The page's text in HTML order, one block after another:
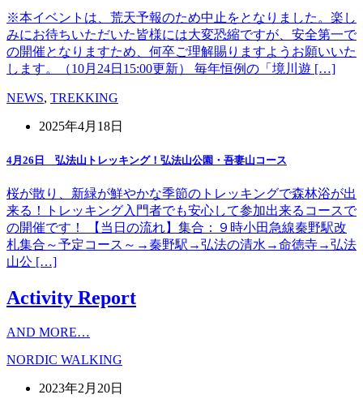
※本イベントは、荒天予報のため中止をとなりました。楽し
みにお待ちいただいた皆様には大変恐縮ですが、安全第一で
の開催となりますため、何卒ご理解賜りますようお願いいた
します。（10月24日15:00更新） 毎年恒例の「境川遊 […]
NEWS, TREKKING
2025年4月18日
4月26日 弘法山トレッキング！弘法山公園・吾妻山コース
桜が散り、新緑が鮮やかな季節のトレッキングで森林浴が出
来る！トレッキング入門者でも安心して参加出来るコースで
の開催です！ 【当日の流れ】集合：９時小田急線秦野駅改
札集合～予定コース～→秦野駅→弘法の清水→命徳寺→弘法
山公 […]
Activity Report
AND MORE…
NORDIC WALKING
2023年2月20日